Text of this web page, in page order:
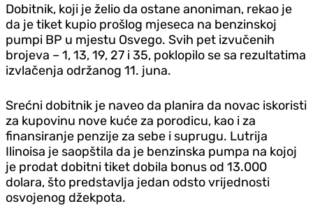
Dobitnik, koji je želio da ostane anoniman, rekao je
da je tiket kupio prošlog mjeseca na benzinskoj
pumpi BP u mjestu Osvego. Svih pet izvučenih
brojeva – 1, 13, 19, 27 i 35, poklopilo se sa rezultatima
izvlačenja održanog 11. juna.
Srećni dobitnik je naveo da planira da novac iskoristi
za kupovinu nove kuće za porodicu, kao i za
finansiranje penzije za sebe i suprugu. Lutrija
Ilinoisa je saopštila da je benzinska pumpa na kojoj
je prodat dobitni tiket dobila bonus od 13.000
dolara, što predstavlja jedan odsto vrijednosti
osvojenog džekpota.